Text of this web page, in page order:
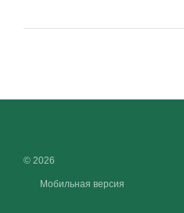
© 2026
Мобильная версия